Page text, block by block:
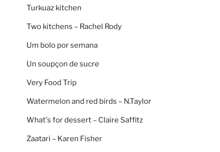
Turkuaz kitchen
Two kitchens – Rachel Rody
Um bolo por semana
Un soupçon de sucre
Very Food Trip
Watermelon and red birds – N.Taylor
What's for dessert – Claire Saffitz
Zaatari – Karen Fisher